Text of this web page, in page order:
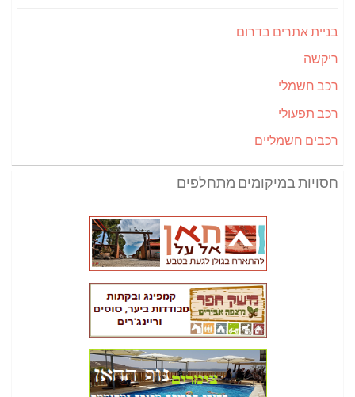
בניית אתרים בדרום
ריקשה
רכב חשמלי
רכב תפעולי
רכבים חשמליים
חסויות במיקומים מתחלפים